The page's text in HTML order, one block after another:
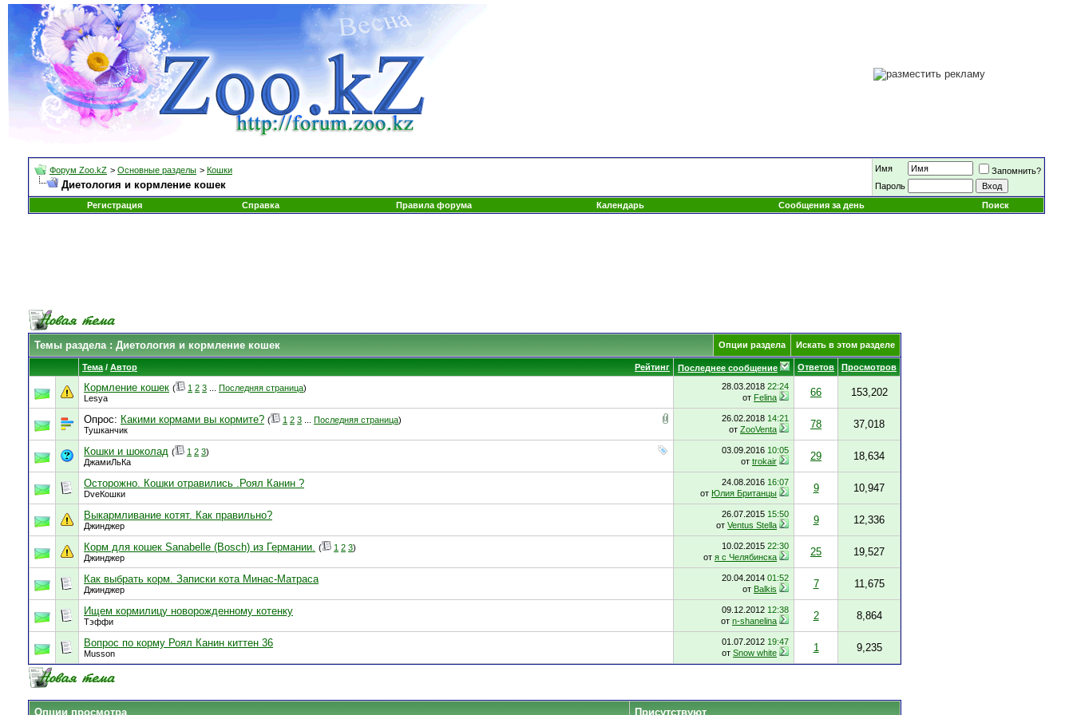
Форум Zoo.kZ > Основные разделы > Кошки
Диетология и кормление кошек
Имя
Запомнить?
Пароль
Регистрация
Справка Правила форума Календарь Сообщения за день Поиск
Темы раздела: Диетология и кормление кошек Опции раздела Искать в этом разделе
Рейтинг
Тема / Автор Последнее сообщение Ответов Просмотров
Кормление кошек ( 1 2 3 Последняя страница)
Lesya
28.03.2018 22:24
от Felina 66 153,202
Опрос: Какими кормами вы кормите? ( 1 2 3 Последняя страница)
Тушканчик
26.02.2018 14:21
от ZooVenta 78 37,018
Кошки и шоколад ( 1 2 3)
ДжамиЛьКа
03.09.2016 10:05
от trokair 29 18,634
Осторожно. Кошки отравились .Роял Канин ?
DveКошки
24.08.2016 16:07
от Юлия Британцы 9 10,947
Выкармливание котят. Как правильно?
Джинджер
26.07.2015 15:50
от Ventus Stella 9 12,336
Корм для кошек Sanabelle (Bosch) из Германии. ( 1 2 3)
Джинджер
10.02.2015 22:30
от я с Челябинска 25 19,527
Как выбрать корм. Записки кота Минас-Матраса
Джинджер
20.04.2014 01:52
от Balkis 7 11,675
Ищем кормилицу новорожденному котенку
Тэффи
09.12.2012 12:38
от n-shanelina 2 8,864
Вопрос по корму Роял Канин киттен 36
Musson
01.07.2012 19:47
от Snow white 1 9,235
Опции просмотра Присутствуют